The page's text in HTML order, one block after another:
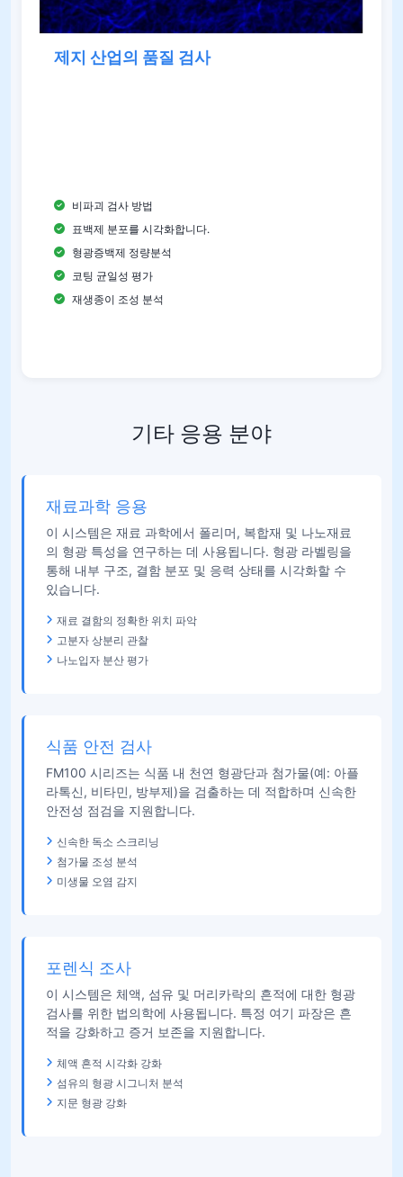
제지 산업의 품질 검사
비파괴 검사 방법
표백제 분포를 시각화합니다.
형광증백제 정량분석
코팅 균일성 평가
재생종이 조성 분석
기타 응용 분야
재료과학 응용
이 시스템은 재료 과학에서 폴리머, 복합재 및 나노재료
의 형광 특성을 연구하는 데 사용됩니다. 형광 라벨링을
통해 내부 구조, 결함 분포 및 응력 상태를 시각화할 수
있습니다.
재료 결함의 정확한 위치 파악
고분자 상분리 관찰
나노입자 분산 평가
식품 안전 검사
FM100 시리즈는 식품 내 천연 형광단과 첨가물(예: 아플
라톡신, 비타민, 방부제)을 검출하는 데 적합하며 신속한
안전성 점검을 지원합니다.
신속한 독소 스크리닝
첨가물 조성 분석
미생물 오염 감지
포렌식 조사
이 시스템은 체액, 섬유 및 머리카락의 흔적에 대한 형광
검사를 위한 법의학에 사용됩니다. 특정 여기 파장은 흔
적을 강화하고 증거 보존을 지원합니다.
체액 흔적 시각화 강화
섬유의 형광 시그니처 분석
지문 형광 강화